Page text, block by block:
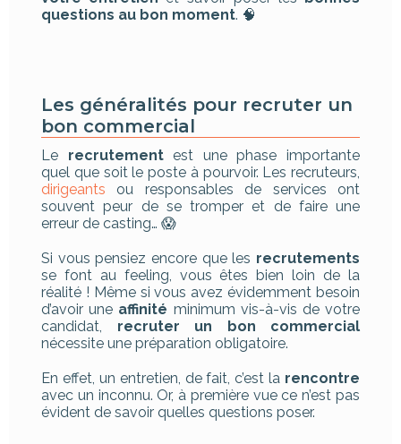
questions au bon moment. 🧠
Les généralités pour recruter un
bon commercial
Le recrutementest une phase importante
quel que soit le poste à pourvoir. Les recruteurs,
dirigeantsou responsables de services ont
souvent peur de se tromper et de faire une
erreur de casting… 😱
Si vous pensiez encore que les recrutements
se font au feeling, vous êtes bien loin de la
réalité ! Même si vous avez évidemment besoin
d’avoir une affinité minimum vis-à-vis de votre
candidat, recruter un bon commercial
nécessite une préparation obligatoire.
En effet, un entretien, de fait, c’est la rencontre
avec un inconnu. Or, à première vue ce n’est pas
évident de savoir quelles questions poser.